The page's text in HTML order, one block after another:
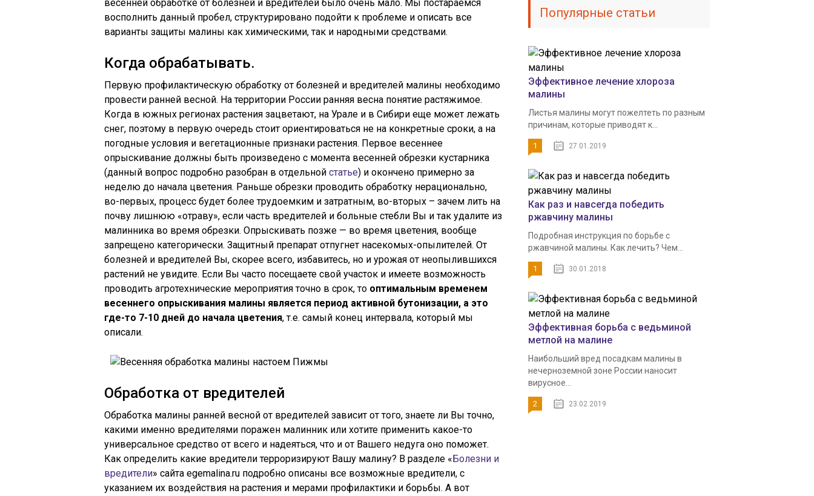
весенней обработке от болезней и вредителей было очень мало. Мы постараемся
восполнить данный пробел, структурировано подойти к проблеме и описать все
варианты защиты малины как химическими, так и народными средствами.
Когда обрабатывать.
Первую профилактическую обработку от болезней и вредителей малины необходимо
провести ранней весной. На территории России ранняя весна понятие растяжимое.
Когда в южных регионах растения зацветают, на Урале и в Сибири еще может лежать
снег, поэтому в первую очередь стоит ориентироваться не на конкретные сроки, а на
погодные условия и вегетационные признаки растения. Первое весеннее
опрыскивание должны быть произведено с момента весенней обрезки кустарника
(данный вопрос подробно разобран в отдельной статье) и окончено примерно за
неделю до начала цветения. Раньше обрезки проводить обработку нерационально,
во-первых, процесс будет более трудоемким и затратным, во-вторых – зачем лить на
почву лишнюю «отраву», если часть вредителей и больные стебли Вы и так удалите из
малинника во время обрезки. Опрыскивать позже — во время цветения, вообще
запрещено категорически. Защитный препарат отпугнет насекомых-опылителей. От
болезней и вредителей Вы, скорее всего, избавитесь, но и урожая от неопылившихся
растений не увидите. Если Вы часто посещаете свой участок и имеете возможность
проводить агротехнические мероприятия точно в срок, то оптимальным временем
весеннего опрыскивания малины является период активной бутонизации, а это
где-то 7-10 дней до начала цветения, т.е. самый конец интервала, который мы
описали.
Обработка от вредителей
Обработка малины ранней весной от вредителей зависит от того, знаете ли Вы точно,
какими именно вредителями поражен малинник или хотите применить какое-то
универсальное средство от всего и надеяться, что и от Вашего недуга оно поможет.
Как определить какие вредители терроризируют Вашу малину? В разделе «Болезни и
вредители» сайта egemalina.ru подробно описаны все возможные вредители, с
указанием их воздействия на растения и мерами профилактики и борьбы. А вот
Популярные статьи
Эффективное лечение хлороза
малины
Листья малины могут пожелтеть по разным
причинам, которые приводят к...
1 27.01.2019
Как раз и навсегда победить
ржавчину малины
Подробная инструкция по борьбе с
ржавчиной малины. Как лечить? Чем...
1 30.01.2018
Эффективная борьба с ведьминой
метлой на малине
Наибольший вред посадкам малины в
нечерноземной зоне России наносит
вирусное...
2 23.02.2019